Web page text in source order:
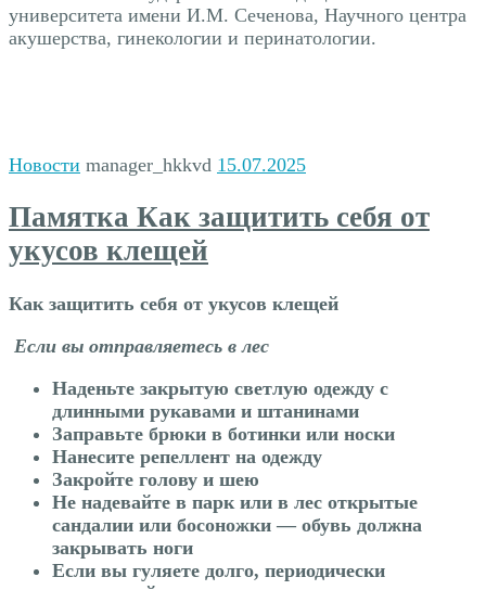
университета имени И.М. Сеченова, Научного центра
акушерства, гинекологии и перинатологии.
Новости manager_hkkvd 15.07.2025
Памятка Как защитить себя от
укусов клещей
Как защитить себя от укусов клещей
Если вы отправляетесь в лес
Наденьте закрытую светлую одежду с
длинными рукавами и штанинами
Заправьте брюки в ботинки или носки
Нанесите репеллент на одежду
Закройте голову и шею
Не надевайте в парк или в лес открытые
сандалии или босоножки — обувь должна
закрывать ноги
Если вы гуляете долго, периодически